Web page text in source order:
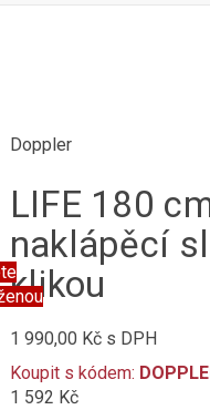
Doppler
LIFE 180
naklápěcí
klikou
1 990,00 Kčs DPH
Koupit s kódem:
1 592 Kč